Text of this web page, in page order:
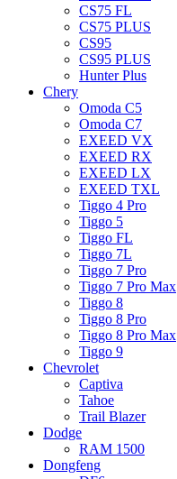
CS75 FL
CS75 PLUS
CS95
CS95 PLUS
Hunter Plus
Chery
Omoda C5
Omoda C7
EXEED VX
EXEED RX
EXEED LX
EXEED TXL
Tiggo 4 Pro
Tiggo 5
Tiggo FL
Tiggo 7L
Tiggo 7 Pro
Tiggo 7 Pro Max
Tiggo 8
Tiggo 8 Pro
Tiggo 8 Pro Max
Tiggo 9
Chevrolet
Captiva
Tahoe
Trail Blazer
Dodge
RAM 1500
Dongfeng